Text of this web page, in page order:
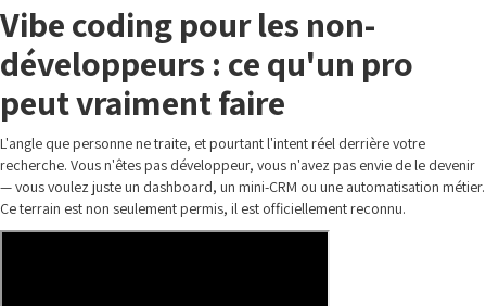
Vibe coding pour les non-
développeurs : ce qu'un pro
peut vraiment faire
L'angle que personne ne traite, et pourtant l'intent réel derrière votre
recherche. Vous n'êtes pas développeur, vous n'avez pas envie de le devenir
— vous voulez juste un dashboard, un mini-CRM ou une automatisation métier.
Ce terrain est non seulement permis, il est officiellement reconnu.